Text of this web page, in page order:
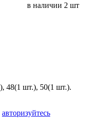
в наличии 2 шт
48(1 шт.), 50(1 шт.).
авторизуйтесь